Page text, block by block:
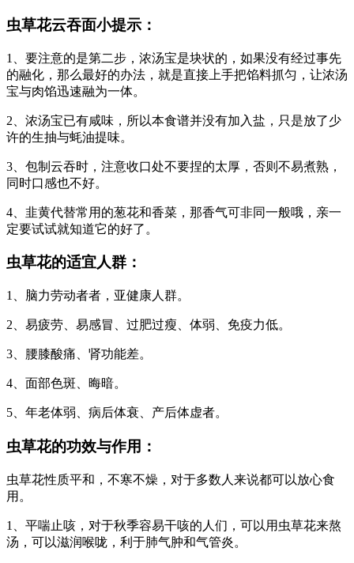
虫草花云吞面小提示：
1、要注意的是第二步，浓汤宝是块状的，如果没有经过事先
的融化，那么最好的办法，就是直接上手把馅料抓匀，让浓汤
宝与肉馅迅速融为一体。
2、浓汤宝已有咸味，所以本食谱并没有加入盐，只是放了少
许的生抽与蚝油提味。
3、包制云吞时，注意收口处不要捏的太厚，否则不易煮熟，
同时口感也不好。
4、韭黄代替常用的葱花和香菜，那香气可非同一般哦，亲一
定要试试就知道它的好了。
虫草花的适宜人群：
1、脑力劳动者者，亚健康人群。
2、易疲劳、易感冒、过肥过瘦、体弱、免疫力低。
3、腰膝酸痛、肾功能差。
4、面部色斑、晦暗。
5、年老体弱、病后体衰、产后体虚者。
虫草花的功效与作用：
虫草花性质平和，不寒不燥，对于多数人来说都可以放心食
用。
1、平喘止咳，对于秋季容易干咳的人们，可以用虫草花来熬
汤，可以滋润喉咙，利于肺气肿和气管炎。